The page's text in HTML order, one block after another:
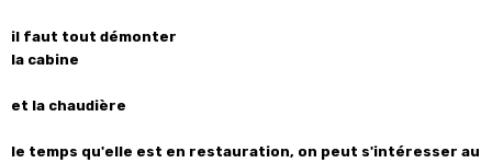
il faut tout démonter
la cabine
et la chaudière
le temps qu'elle est en restauration, on peut s'intéresser au